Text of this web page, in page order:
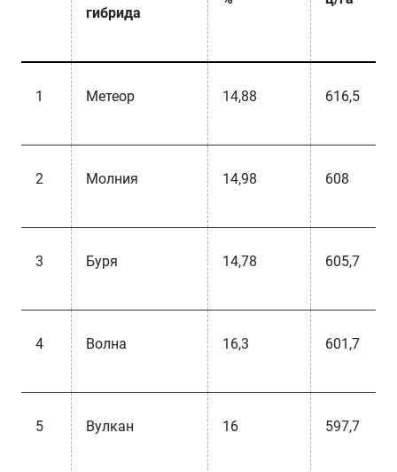
гибрида
1 Метеор 14,88 616,5
2 Молния 14,98 608
3 Буря 14,78 605,7
4 Волна 16,3 601,7
5 Вулкан 16 597,7